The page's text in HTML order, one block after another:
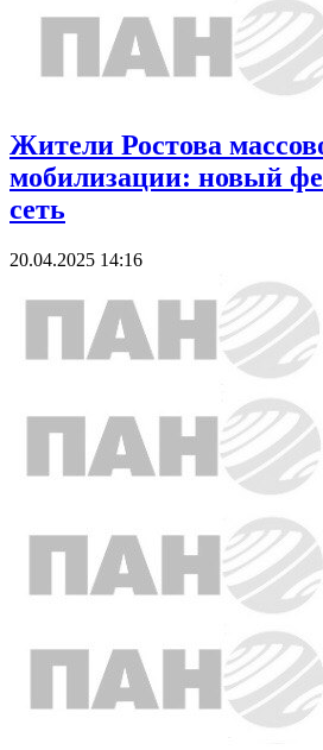
Жители Ростова
мобилизации: новый
сеть
20.04.2025 14:16